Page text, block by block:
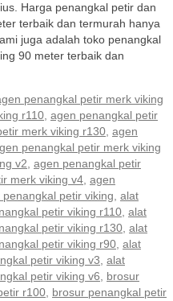
Harga penangkal petir dan
terbaik dan termurah hanya
juga adalah toko penangkal
90 meter terbaik dan
penangkal petir merk viking
r110, agen penangkal petir
merk viking r130, agen
penangkal petir merk viking
v2, agen penangkal petir
merk viking v4, agen
penangkal petir viking, alat
petir viking r110, alat
petir viking r130, alat
petir viking r90, alat
petir viking v3, alat
petir viking v6, brosur
r100, brosur penangkal petir